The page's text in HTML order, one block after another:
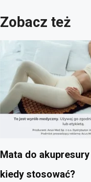
Zobacz też
Mata do akupresury
kiedy stosować?